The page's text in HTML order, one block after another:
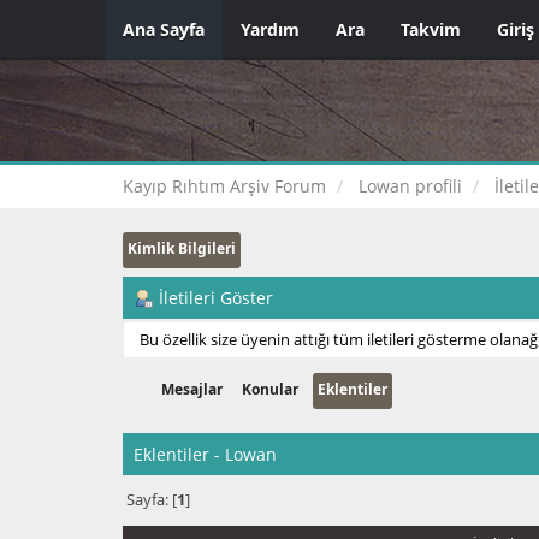
Ana Sayfa Yardım Ara Takvim Giriş
Kayıp Rıhtım Arşiv Forum Lowan profili
Kimlik Bilgileri
İletileri Göster
Bu özellik size üyenin attığı tüm iletileri gösterme
Mesajlar Konular Eklentiler
Eklentiler - Lowan
Sayfa: [1]